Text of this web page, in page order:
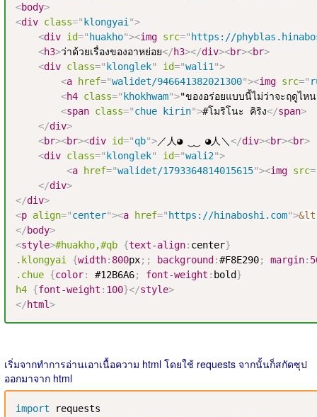
<body>
<div class=" klongyai ">
<div id=" huakho"><img src=" https://
<h3>ว่าด้วยเรื่องของอาหย่อย</h3></div><br><br>
<div class=" klonglek" id="wali1 ">
<a href="walidet/946641382021300"><img src="
<h4 class=" khokhwam">"ของอร่อยแบบนี้ไม่ว่าจะฤดูไห
<span class="chue kirin">#โมริโนะ คิริง</span>
</div>
<br><br><div id="qb">／人◕ ‿‿ ◕人＼ </div><br><br>
<div class=" klonglek" id="wali2">
<a href="walidet/1793364814015615"><img src=
</div>
</div>
<p align="center"><a href=" https://hinaboshi.com">
</body>
<style>#huakho,#qb {text-align: center}
.klongyai
{width: 800px; ; background :#F8E290; margin:
.chue {color: #12B6A6; font-weight : bold}
h4 {font-weight : 100}</style>
</html>
เริ่มจากทำการอ่านเอาเนื้อความ html โดยใช้ requests จากนั้นก็สกัดซุป
ออกมาจาก html
import requests